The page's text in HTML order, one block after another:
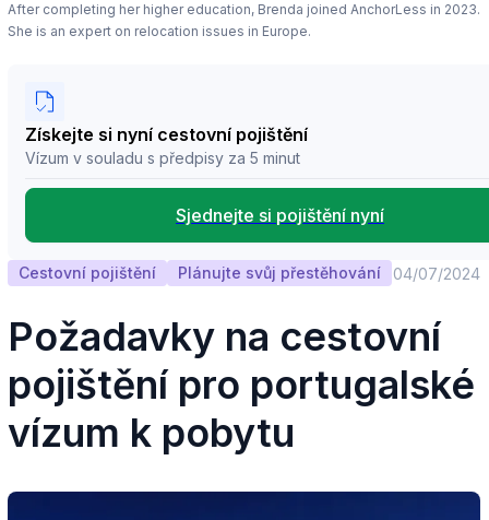
After completing her higher education, Brenda joined AnchorLess in 2023.
She is an expert on relocation issues in Europe.
Získejte si nyní cestovní pojištění
Vízum v souladu s předpisy za 5 minut
Sjednejte si pojištění nyní
Cestovní pojištění Plánujte svůj přestěhování 04/07/2024
Požadavky na cestovní
pojištění pro portugalské
vízum k pobytu